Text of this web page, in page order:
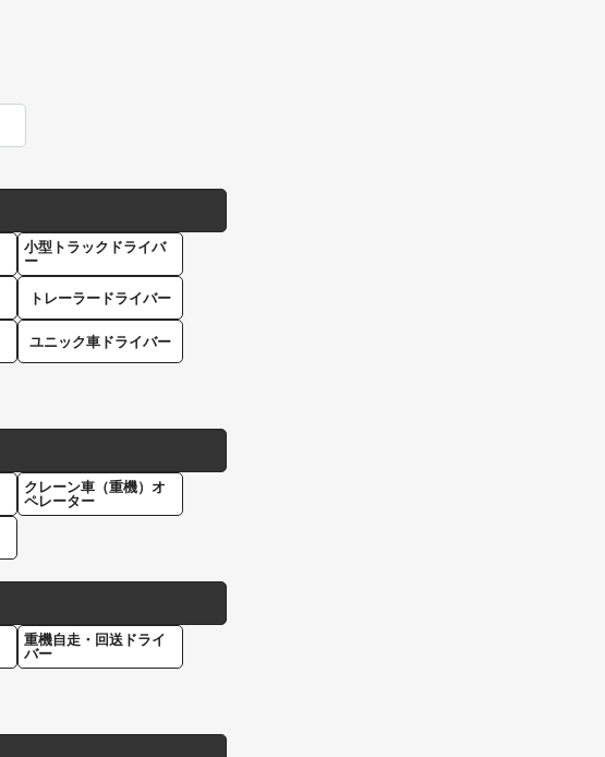
小型トラックドライバ
ー
トレーラードライバー
ユニック車ドライバー
クレーン車（重機）オ
ペレーター
重機自走・回送ドライ
バー